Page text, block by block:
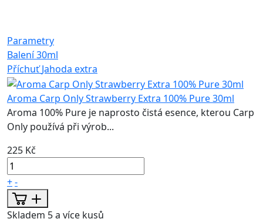
Parametry
Balení30ml
Příchuť Jahoda extra
Aroma Carp Only Strawberry Extra 100% Pure 30ml
Aroma 100% Pure je naprosto čistá esence, kterou Carp
Only používá při výrob...
225 Kč
+-
Skladem 5 a více kusů